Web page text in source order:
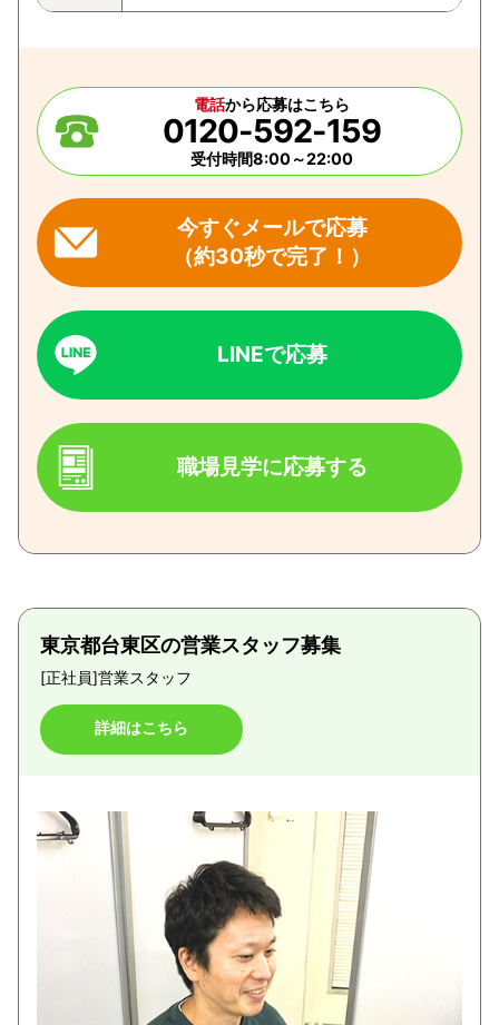
電話から応募はこちら
0120-592-159
受付時間8:00～22:00
今すぐメールで応募
（約30秒で完了！）
LINEで応募
職場見学に応募する
東京都台東区の営業スタッフ募集
[正社員]営業スタッフ
詳細はこちら